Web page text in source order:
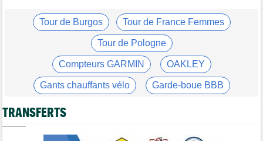
WorldTour
Tour de France Femmes
Vollering : "Reusser est la seule qui n'a jamais gagné..."
Tour de France
Geraint Thomas : "On est passé à côté du Tour..."
Transfert
transferts
Tour de France Femmes
Tour de Burgos Tour de France Femmes
Tour de Pologne
Compteurs GARMIN OAKLEY
Gants chauffants vélo Garde-boue BBB
Casque ABUS
TRANSFERTS